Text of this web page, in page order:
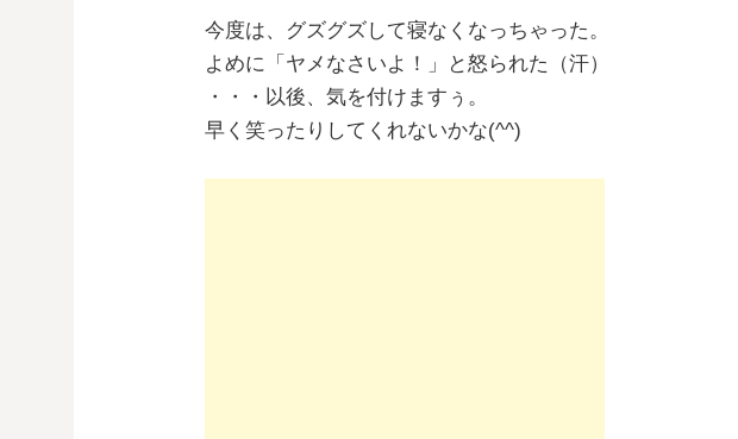
今度は、グズグズして寝なくなっちゃった。
よめに「ヤメなさいよ！」と怒られた（汗）
・・・以後、気を付けますぅ。
早く笑ったりしてくれないかな(^^)